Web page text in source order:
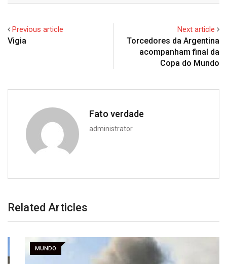
Previous article
Vigia
Next article
Torcedores da Argentina
acompanham final da
Copa do Mundo
Fato verdade
administrator
Related Articles
MUNDO